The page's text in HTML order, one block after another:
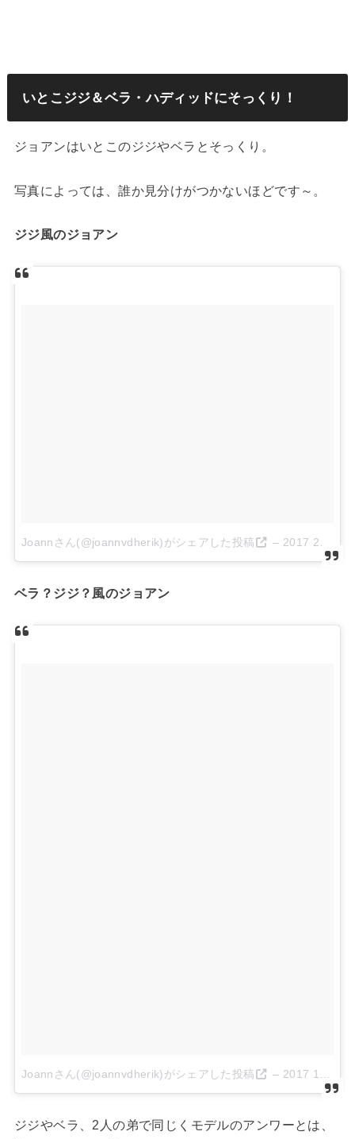
いとこジジ＆ベラ・ハディッドにそっくり！
ジョアンはいとこのジジやベラとそっくり。
写真によっては、誰か見分けがつかないほどです～。
ジジ風のジョアン
Joannさん(@joannvdherik)がシェアした投稿 – 2017 2月 13 8:04午前 PST
ベラ？ジジ？風のジョアン
Joannさん(@joannvdherik)がシェアした投稿 – 2017 10月 12 10:23午前 PDT
ジジやベラ、2人の弟で同じくモデルのアンワーとは、